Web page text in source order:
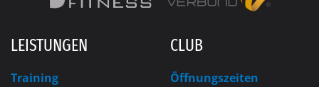
LEISTUNGEN
Training
CLUB
Öffnungszeiten